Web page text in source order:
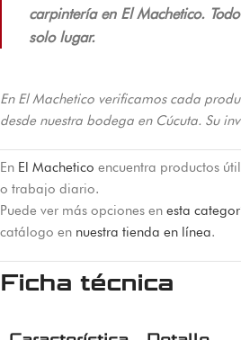
carpintería en El Machetico.
solo lugar.
En El Machetico verificamos cada
desde nuestra bodega en Cúcuta. Su
En El Machetico encuentra productos
o trabajo diario.
Puede ver más opciones en esta
catálogo en nuestra tienda en línea.
Ficha técnica